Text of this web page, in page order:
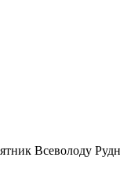
Всеволоду